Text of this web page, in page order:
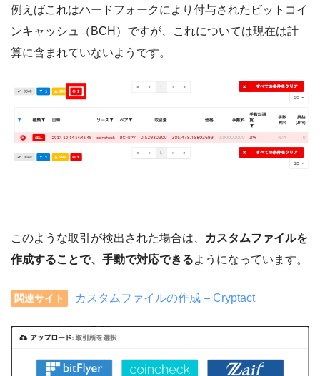
例えばこれはハードフォークにより付与されたビットコイ
ンキャッシュ（BCH）ですが、これについては現在は計
算に含まれていないようです。
このような取引が検出された場合は、
カスタムファイルを
作成することで、手動で対応できるようになっています。
関連サイト カスタムファイルの作成 – Cryptact